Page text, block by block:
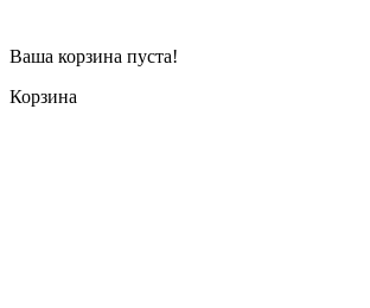
Ваша корзина пуста!
Корзина